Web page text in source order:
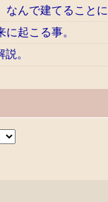
なんで建てること
起こる事。
。